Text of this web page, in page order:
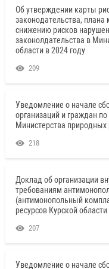
Об утверждении карты
законодательства,
снижению рисков
законолдательства в
области в 2024 году
209
Уведомление о начале
организаций и граждан
Министерства природных
218
Доклад об организации
требованиям
(антимонопольный
ресурсов Курской области
207
Уведомление о начале